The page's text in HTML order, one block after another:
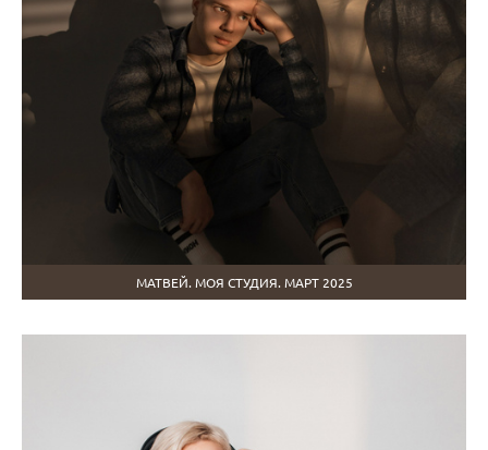
МАТВЕЙ. МОЯ СТУДИЯ. МАРТ 2025